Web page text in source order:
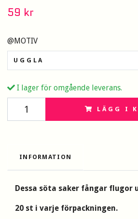
59 kr
@MOTIV
UGGLA
I lager för omgående leverans.
LÄGG I
INFORMATION
Dessa söta saker fångar flugor
20 st i varje förpackningen.